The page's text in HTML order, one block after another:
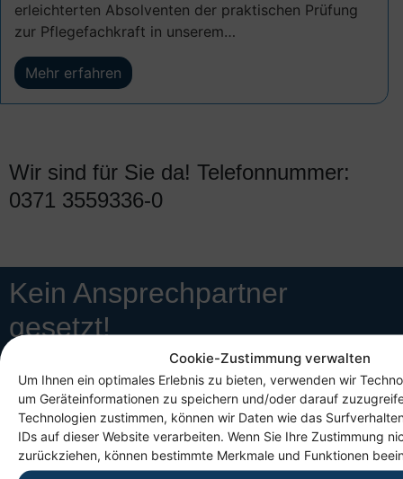
Cookie-Zustimmung verwalten
Um Ihnen ein optimales Erlebnis zu bieten, verwenden wir
um Geräteinformationen zu speichern und/oder darauf
Technologien zustimmen, können wir Daten wie das
IDs auf dieser Website verarbeiten. Wenn Sie Ihre Zustimmung
zurückziehen, können bestimmte Merkmale und Funktionen
erleichterten Absolventen der praktischen Prüfung
zur Pflegefachkraft in unserem
Seniorenbetreuungszentrum Chemnitz Glösa…
Mehr erfahren
Wir sind für Sie da! Telefonnummer:
0371 3559336-0
Kein Ansprechpartner
gesetzt!